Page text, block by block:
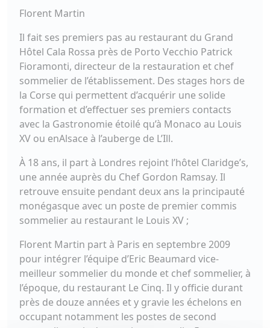
Florent Martin
Il fait ses premiers pas au restaurant du Grand
Hôtel Cala Rossa près de Porto Vecchio Patrick
Fioramonti, directeur de la restauration et chef
sommelier de l’établissement. Des stages hors de
la Corse qui permettent d’acquérir une solide
formation et d’effectuer ses premiers contacts
avec la Gastronomie étoilé qu’à Monaco au Louis
XV ou enAlsace à l’auberge de L’Ill.
À 18 ans, il part à Londres rejoint l’hôtel Claridge’s,
une année auprès du Chef Gordon Ramsay. Il
retrouve ensuite pendant deux ans la principauté
monégasque avec un poste de premier commis
sommelier au restaurant le Louis XV ;
Florent Martin part à Paris en septembre 2009
pour intégrer l’équipe d’Eric Beaumard vice-
meilleur sommelier du monde et chef sommelier, à
l’époque, du restaurant Le Cinq. Il y officie durant
près de douze années et y gravie les échelons en
occupant notamment les postes de second